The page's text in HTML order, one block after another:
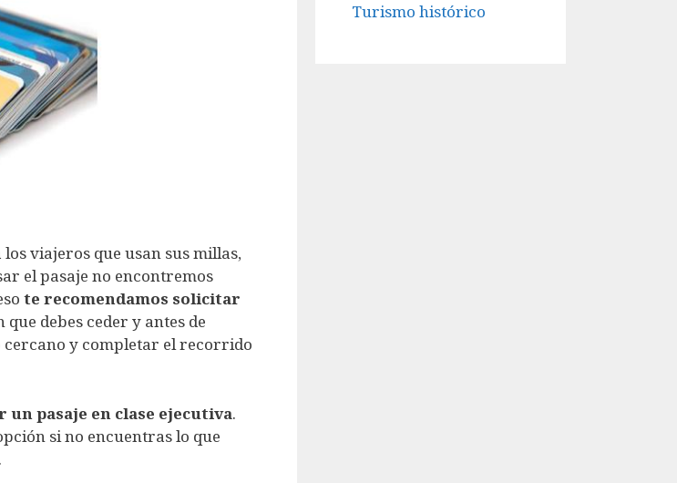
viajeros que usan sus millas,
el pasaje no encontremos
te recomendamos solicitar
que debes ceder y antes de
y completar el recorrido
pasaje en clase ejecutiva.
si no encuentras lo que
Turismo histórico